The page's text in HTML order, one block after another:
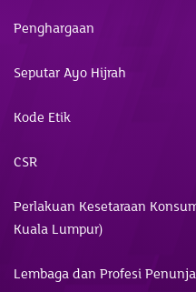
Penghargaan
Seputar Ayo Hijrah
Kode Etik
CSR
Perlakuan Kesetaraan
Kuala Lumpur)
Lembaga dan Profesi